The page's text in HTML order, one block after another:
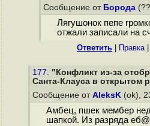
Сообщение от Борода
Лягушонок пепе
отжали записали на
Ответить Правка|
177. "Конфликт из-за
Санта-Клауса в открытом
Сообщение от AleksK (ok),
Амбец, пшек мембер
шапкой. Из разряда